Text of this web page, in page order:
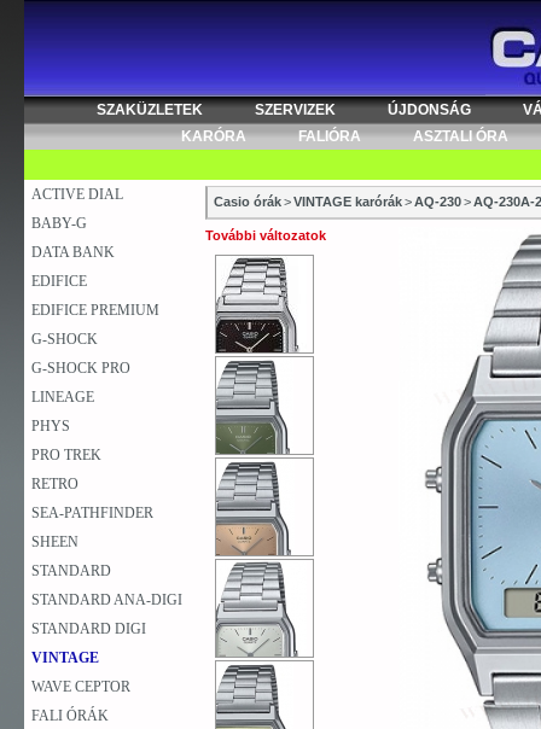
SZAKÜZLETEK SZERVIZEK ÚJDONSÁG
KARÓRA
FALIÓRA ASZTALI ÓRA
ACTIVE DIAL
BABY-G
DATA BANK
EDIFICE
EDIFICE PREMIUM
G-SHOCK
G-SHOCK PRO
LINEAGE
PHYS
PRO TREK
RETRO
SEA-PATHFINDER
SHEEN
STANDARD
STANDARD ANA-DIGI
STANDARD DIGI
VINTAGE
WAVE CEPTOR
FALI ÓRÁK
Casio órák>VINTAGE karórák>AQ-230>AQ-230A-
További változatok